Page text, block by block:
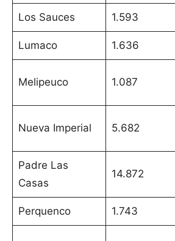
Los Sauces 1.593
Lumaco 1.636
Melipeuco 1.087
Nueva Imperial 5.682
Padre Las
Casas
14.872
Perquenco 1.743